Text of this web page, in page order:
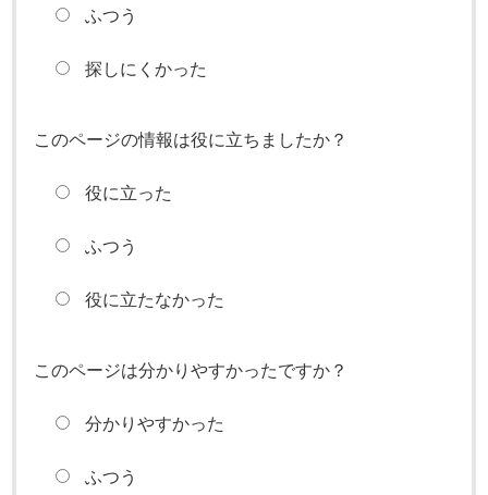
ふつう
探しにくかった
このページの情報は役に立ちましたか？
役に立った
ふつう
役に立たなかった
このページは分かりやすかったですか？
分かりやすかった
ふつう